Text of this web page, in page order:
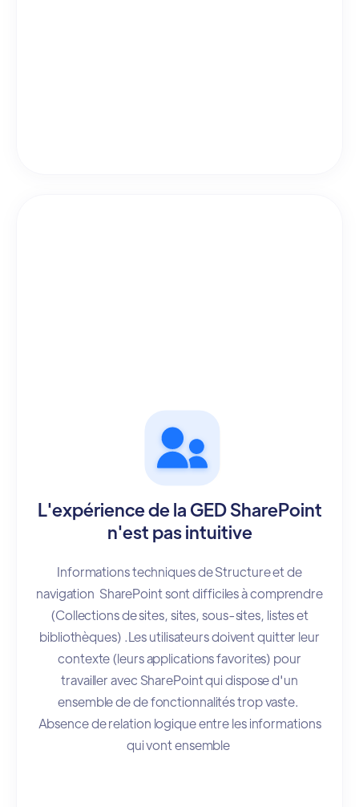
L'expérience de la GED SharePoint
n'est pas intuitive
Informations techniques de Structure et de
navigation SharePoint sont difficiles à comprendre
(Collections de sites, sites, sous-sites, listes et
bibliothèques) .Les utilisateurs doivent quitter leur
contexte (leurs applications favorites) pour
travailler avec SharePoint qui dispose d'un
ensemble de de fonctionnalités trop vaste.
Absence de relation logique entre les informations
qui vont ensemble